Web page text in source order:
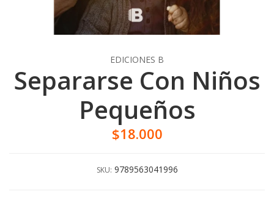
EDICIONES B
Separarse Con Niños
Pequeños
$18.000
SKU: 9789563041996